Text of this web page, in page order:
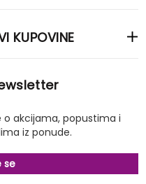
KUPOVINE
akcijama, popustima i
iz ponude.
se